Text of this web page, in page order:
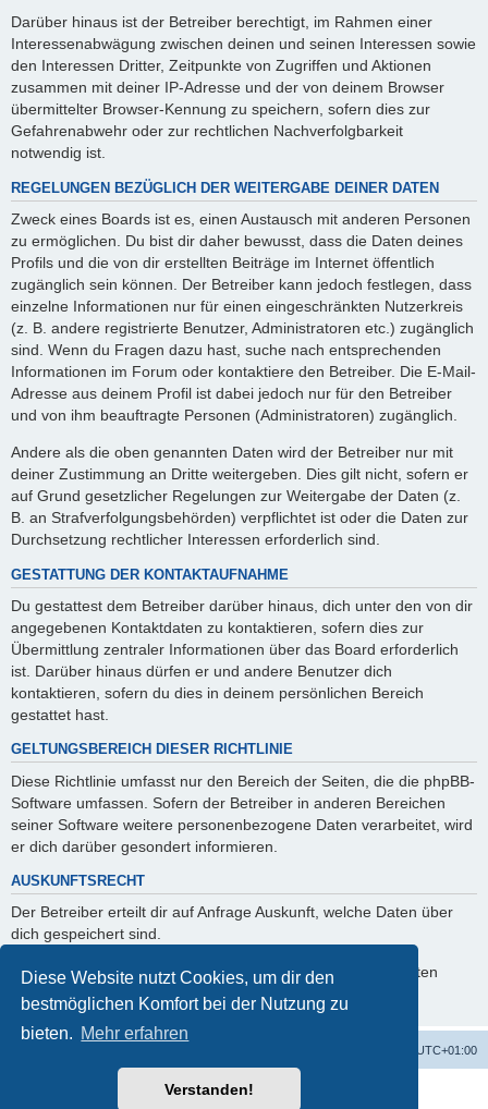
Diese Website nutzt Cookies, um dir den
bestmöglichen Komfort bei der Nutzung zu
bieten. Mehr erfahren
Verstanden!
Darüber hinaus ist der Betreiber berechtigt, im Rahmen einer
Interessenabwägung zwischen deinen und seinen Interessen sowie
den Interessen Dritter, Zeitpunkte von Zugriffen und Aktionen
zusammen mit deiner IP-Adresse und der von deinem Browser
übermittelter Browser-Kennung zu speichern, sofern dies zur
Gefahrenabwehr oder zur rechtlichen Nachverfolgbarkeit
notwendig ist.
REGELUNGEN BEZÜGLICH DER WEITERGABE DEINER DATEN
Zweck eines Boards ist es, einen Austausch mit anderen Personen
zu ermöglichen. Du bist dir daher bewusst, dass die Daten deines
Profils und die von dir erstellten Beiträge im Internet öffentlich
zugänglich sein können. Der Betreiber kann jedoch festlegen, dass
einzelne Informationen nur für einen eingeschränkten Nutzerkreis
(z. B. andere registrierte Benutzer, Administratoren etc.) zugänglich
sind. Wenn du Fragen dazu hast, suche nach entsprechenden
Informationen im Forum oder kontaktiere den Betreiber. Die E-Mail-
Adresse aus deinem Profil ist dabei jedoch nur für den Betreiber
und von ihm beauftragte Personen (Administratoren) zugänglich.
Andere als die oben genannten Daten wird der Betreiber nur mit
deiner Zustimmung an Dritte weitergeben. Dies gilt nicht, sofern er
auf Grund gesetzlicher Regelungen zur Weitergabe der Daten (z.
B. an Strafverfolgungsbehörden) verpflichtet ist oder die Daten zur
Durchsetzung rechtlicher Interessen erforderlich sind.
GESTATTUNG DER KONTAKTAUFNAHME
Du gestattest dem Betreiber darüber hinaus, dich unter den von dir
angegebenen Kontaktdaten zu kontaktieren, sofern dies zur
Übermittlung zentraler Informationen über das Board erforderlich
ist. Darüber hinaus dürfen er und andere Benutzer dich
kontaktieren, sofern du dies in deinem persönlichen Bereich
gestattet hast.
GELTUNGSBEREICH DIESER RICHTLINIE
Diese Richtlinie umfasst nur den Bereich der Seiten, die die phpBB-
Software umfassen. Sofern der Betreiber in anderen Bereichen
seiner Software weitere personenbezogene Daten verarbeitet, wird
er dich darüber gesondert informieren.
AUSKUNFTSRECHT
Der Betreiber erteilt dir auf Anfrage Auskunft, welche Daten über
dich gespeichert sind.
Du kannst jederzeit die Löschung bzw. Sperrung deiner Daten
verlangen. Kontaktiere hierzu bitte den Betreiber.
UTC+01:00
Powered byphpBB® Forum Software © phpBB Limited